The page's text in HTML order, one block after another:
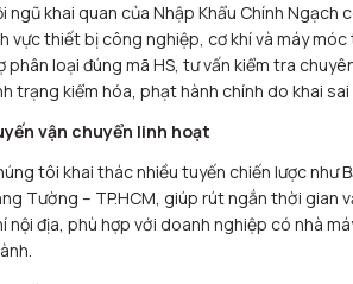
ngũ khai quan của Nhập Khẩu Chính Ngạch
vực thiết bị công nghiệp, cơ khí và máy
phân loại đúng mã HS, tư vấn kiểm tra
trạng kiểm hóa, phạt hành chính do khai
vận chuyển linh hoạt
tôi khai thác nhiều tuyến chiến lược như
Tường – TP.HCM, giúp rút ngắn thời gian
nội địa, phù hợp với doanh nghiệp có nhà